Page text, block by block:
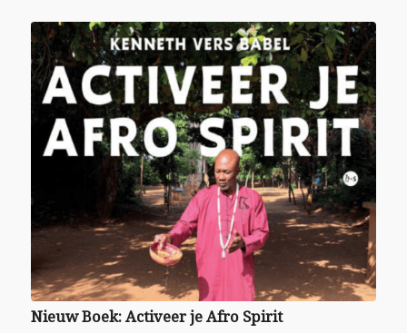
Nieuw Boek: Activeer je Afro Spirit